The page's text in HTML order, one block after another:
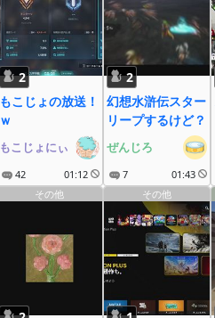
2
もこじょの放送！
ｗ
もこじょにぃ
42 01:12
2
幻想水滸伝スター
リープするけど？
ぜんじろ
7 01:43
その他
その他